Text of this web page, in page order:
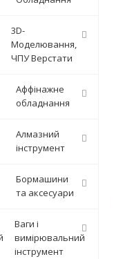
3D-
Моделювання,
ЧПУ Верстати
Аффінажне
обладнання
Алмазний
інструмент
Бормашини
та аксесуари
Ваги і
вимірювальний
інструмент